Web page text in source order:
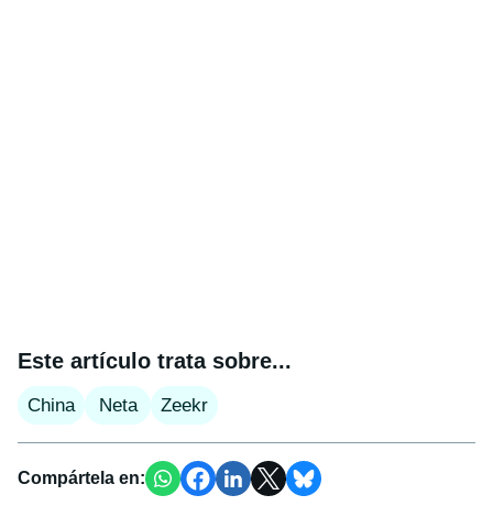
Este artículo trata sobre...
China Neta Zeekr
Compártela en: